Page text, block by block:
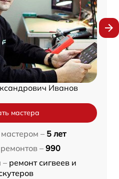
Иванов
мастера
– 5 лет
– 990
– ремонт сигвеев и